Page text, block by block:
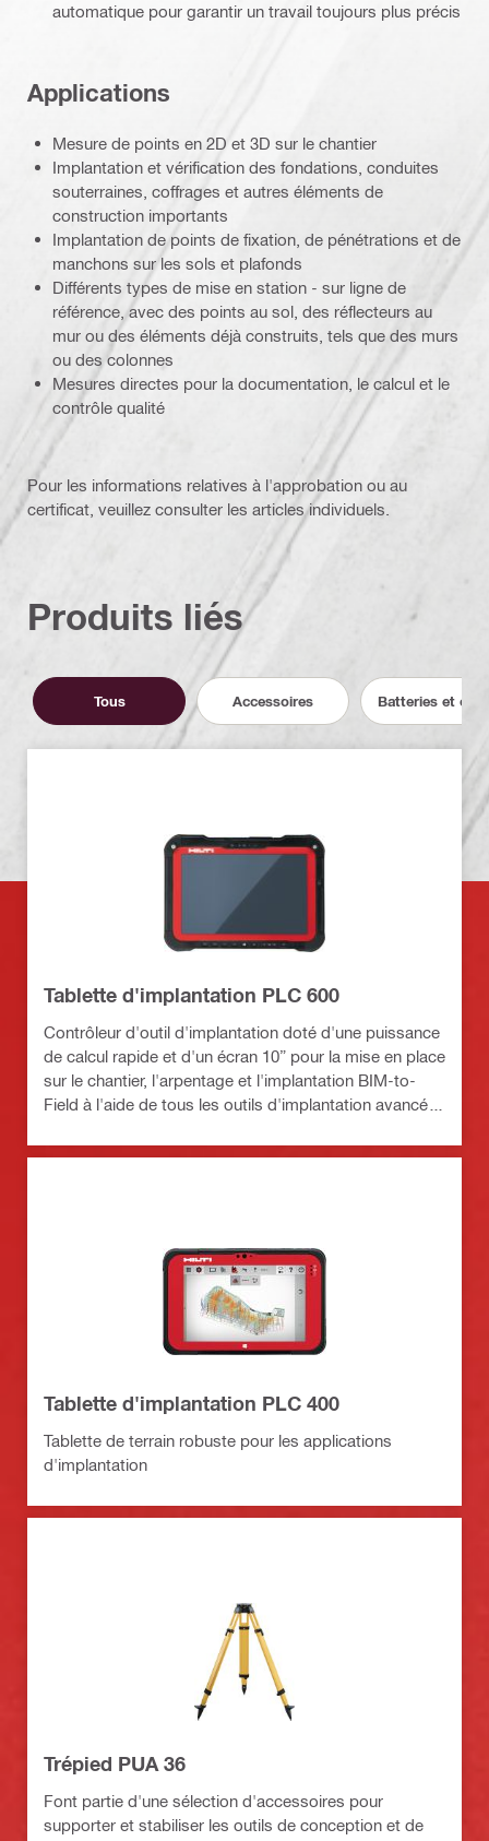
automatique pour garantir un travail toujours plus précis
Applications
Mesure de points en 2D et 3D sur le chantier
Implantation et vérification des fondations, conduites
souterraines, coffrages et autres éléments de
construction importants
Implantation de points de fixation, de pénétrations et de
manchons sur les sols et plafonds
Différents types de mise en station - sur ligne de
référence, avec des points au sol, des réflecteurs au
mur ou des éléments déjà construits, tels que des murs
ou des colonnes
Mesures directes pour la documentation, le calcul et le
contrôle qualité
Pour les informations relatives à l'approbation ou au
certificat, veuillez consulter les articles individuels.
Produits liés
Tous Accessoires Batteries et
Tablette d'implantation PLC 600
Contrôleur d'outil d'implantation doté d'une puissance
de calcul rapide et d'un écran 10” pour la mise en place
sur le chantier, l'arpentage et l'implantation BIM-to-
Field à l'aide de tous les outils d'implantation avancés
Tablette d'implantation PLC 400
Tablette de terrain robuste pour les applications
d'implantation
Trépied PUA 36
Font partie d'une sélection d'accessoires pour
supporter et stabiliser les outils de conception et de